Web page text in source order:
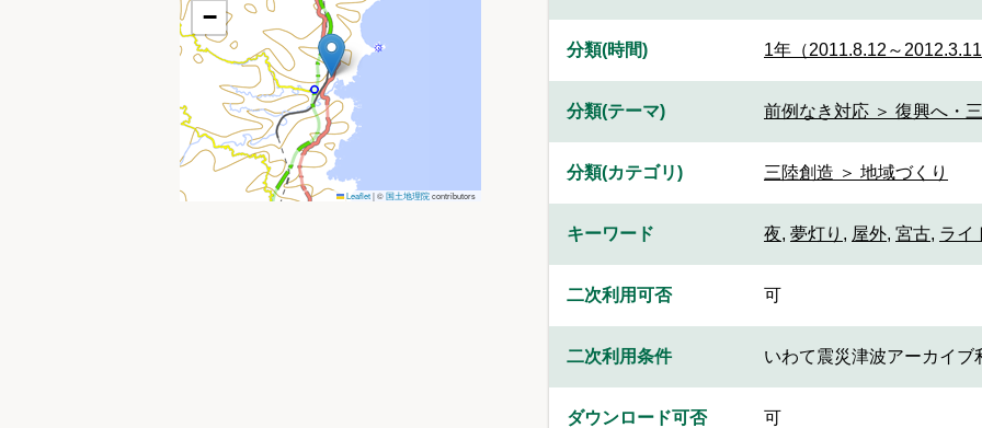
−
Leaflet|©国土地理院contributors
分類(時間) 1年（2011.8.12～2012.3.11
分類(テーマ) 前例なき対応 ＞ 復興へ・
分類(カテゴリ) 三陸創造 ＞ 地域づくり
キーワード 夜, 夢灯り , 屋外, 宮古, ライ
二次利用可否 可
二次利用条件 いわて震災津波アーカイブ
ダウンロード可否 可